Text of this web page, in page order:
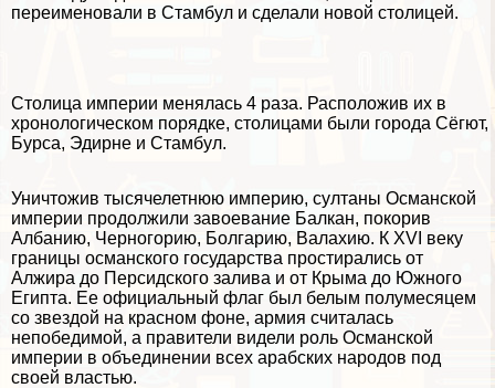
переименовали в Стамбул и сделали новой столицей.
Столица империи менялась 4 раза. Расположив их в
хронологическом порядке, столицами были города Сёгют,
Бурса, Эдирне и Стамбул.
Уничтожив тысячелетнюю империю, султаны Османской
империи продолжили завоевание Балкан, покорив
Албанию, Черногорию, Болгарию, Валахию. К XVI веку
границы османского государства простирались от
Алжира до Персидского залива и от Крыма до Южного
Египта. Ее официальный флаг был белым полумесяцем
со звездой на красном фоне, армия считалась
непобедимой, а правители видели роль Османской
империи в объединении всех арабских народов под
своей властью.